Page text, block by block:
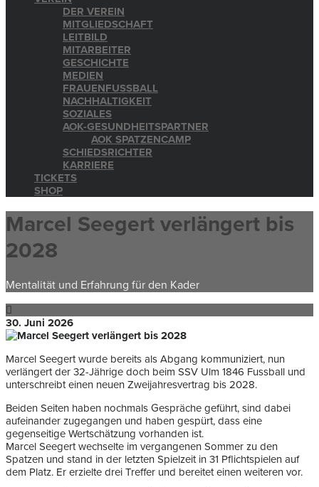
DER VEREIN
MITGLIEDSCHAFT
LEITBILD
MITARBEITER
GESCHICHTE
MEDIEN
FRAUENFUSSBALL
NACHHALTIGKEIT
SOZIALES
AOK-GESUNDHEITSPARTNER
AOK SPATZENCAMP
SCHIEDSRICHTER
KARRIERE
TICKETS
SHOP
Marcel Seegert verlängert bis
2028
Mentalität und Erfahrung für den Kader
30. Juni 2026
Marcel Seegert wurde bereits als Abgang kommuniziert, nun
verlängert der 32-Jährige doch beim SSV Ulm 1846 Fussball und
unterschreibt einen neuen Zweijahresvertrag bis 2028.
Beiden Seiten haben nochmals Gespräche geführt, sind dabei
aufeinander zugegangen und haben gespürt, dass eine
gegenseitige Wertschätzung vorhanden ist.
Marcel Seegert wechselte im vergangenen Sommer zu den
Spatzen und stand in der letzten Spielzeit in 31 Pflichtspielen auf
dem Platz. Er erzielte drei Treffer und bereitet einen weiteren vor.